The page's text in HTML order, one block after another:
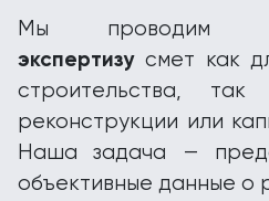
Мы проводим
экспертизу смет как
строительства,
реконструкции или
Наша задача —
объективные данные о